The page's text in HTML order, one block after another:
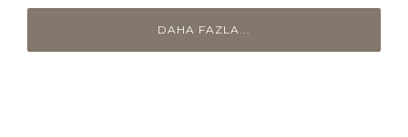
DAHA FAZLA...